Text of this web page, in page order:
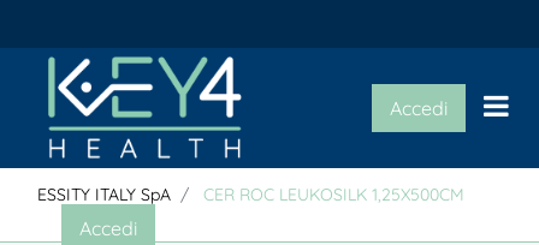
Accedi
Accedi
ESSITY ITALY SpA CER ROC LEUKOSILK 1,25X500CM